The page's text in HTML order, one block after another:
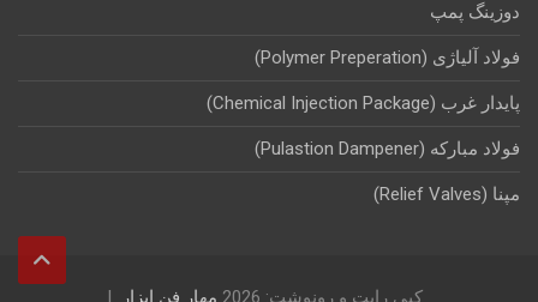
دوزینگ پمپ
فولاد آلیاژی (Polymer Preperation)
پایدار غرب (Chemical Injection Package)
فولاد مبارکه (Pulastion Dampener)
مپنا (Relief Valves)
کپی رایت و رونوشت: 2026 مهار فن ابزار